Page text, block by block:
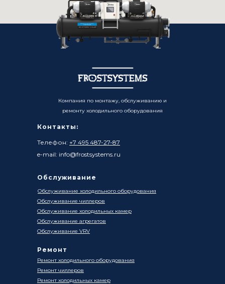
Контакты:
Телефон: +7 495 487-27-87
e-mail: info@frostsystems.ru
Ремонт
Компания по монтажу, обслуживанию и
ремонту холодильного оборудования
Ремонт холодильного оборудования
Ремонт чиллеров
Ремонт холодильных камер
Обслуживание
Обслуживание холодильного оборудования
Обслуживание чиллеров
Обслуживание холодильных камер
Обслуживание агрегатов
Обслуживание VRV